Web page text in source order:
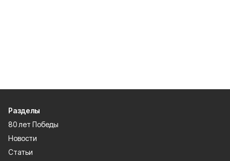
Разделы
80 лет Победы
Новости
Статьи